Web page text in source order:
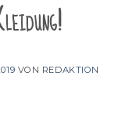
VON REDAKTION